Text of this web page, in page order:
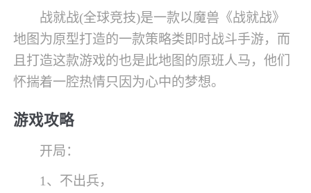
战就战(全球竞技)是一款以魔兽《战就战》
地图为原型打造的一款策略类即时战斗手游，而
且打造这款游戏的也是此地图的原班人马，他们
怀揣着一腔热情只因为心中的梦想。
游戏攻略
开局：
1、不出兵，